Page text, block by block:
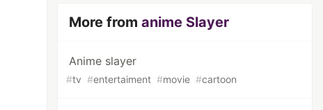
More fromanime Slayer
Anime slayer
#tv #entertaiment #movie #cartoon